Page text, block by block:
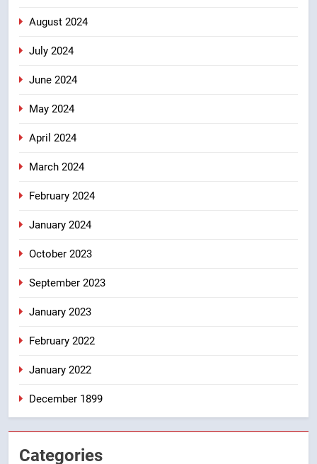
August 2024
July 2024
June 2024
May 2024
April 2024
March 2024
February 2024
January 2024
October 2023
September 2023
January 2023
February 2022
January 2022
December 1899
Categories